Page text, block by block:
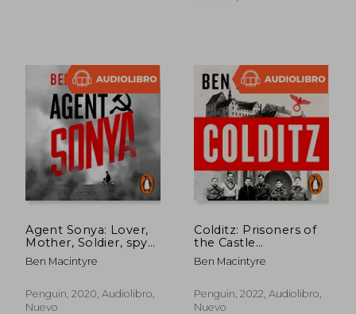
5%
dcto.
Agent Sonya: Lover,
Mother, Soldier, spy
(Audiolibro) (en
Inglés)
Ben Macintyre
Penguin, 2020, Audiolibro,
Nuevo
Colditz: Prisoners of
the Castle
(Audiolibro) (en
Inglés)
Ben Macintyre
Penguin, 2022, Audiolibro,
Nuevo